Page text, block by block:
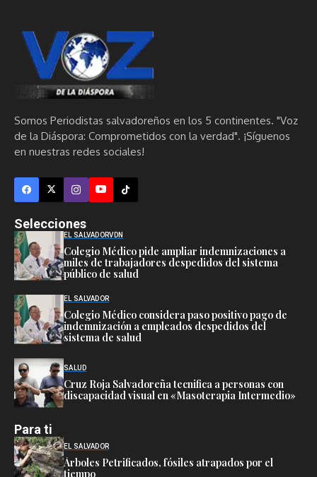
Somos Periodistas salvadoreños en los 5 continentes. "Voz
de la Diáspora: Comprometidos con la verdad". ¡Síguenos
en nuestras redes sociales!
Selecciones
EL SALVADORVDN
Colegio Médico pide ampliar indemnizaciones a
miles de trabajadores despedidos del sistema
público de salud
EL SALVADOR
Colegio Médico considera paso positivo pago de
indemnización a empleados despedidos del
sistema de salud
SALUD
Cruz Roja Salvadoreña tecnifica a personas con
discapacidad visual en «Masoterapia Intermedio»
Para ti
EL SALVADOR
Árboles Petrificados, fósiles atrapados por el
tiempo